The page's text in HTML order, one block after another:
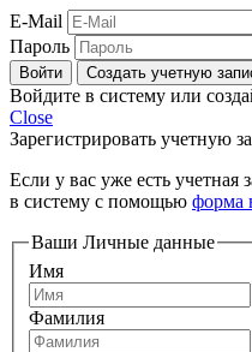
E-Mail
Пароль
Войти Создать учетную
Войдите в систему или
Close
Зарегистрировать учетную
Если у вас уже есть учетная
в систему с помощью форма
Ваши Личные данные
Имя
Фамилия